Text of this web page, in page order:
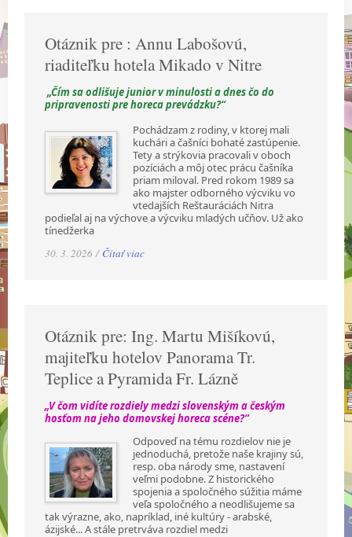
Otáznik pre : Annu Labošovú,
riaditeľku hotela Mikado v Nitre
„Čím sa odlišuje junior v minulosti a dnes čo do
pripravenosti pre horeca prevádzku?“
Pochádzam z rodiny, v ktorej mali
kuchári a čašníci bohaté zastúpenie.
Tety a strýkovia pracovali v oboch
pozíciách a môj otec prácu čašníka
priam miloval. Pred rokom 1989 sa
ako majster odborného výcviku vo
vtedajších Reštauráciách Nitra
podieľal aj na výchove a výcviku mladých učňov. Už ako
tínedžerka
30. 3. 2026 / Čítať viac
Otáznik pre: Ing. Martu Mišíkovú,
majiteľku hotelov Panorama Tr.
Teplice a Pyramida Fr. Lázně
„V čom vidíte rozdiely medzi slovenským a českým
hosťom na jeho domovskej horeca scéne?“
Odpoveď na tému rozdielov nie je
jednoduchá, pretože naše krajiny sú,
resp. oba národy sme, nastavení
veľmi podobne. Z historického
spojenia a spoločného súžitia máme
veľa spoločného a neodlišujeme sa
tak výrazne, ako, napríklad, iné kultúry - arabské,
ázijské... A stále pretrváva rozdiel medzi